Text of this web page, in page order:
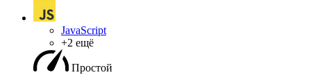
JavaScript
+2 ещё
Простой